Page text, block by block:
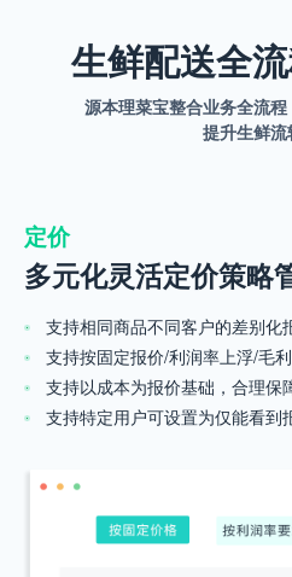
生鲜配送全
源本理菜宝整合业务全流
提升生鲜
定价
多元化灵活定价策略
支持相同商品不同客户的差别化
支持按固定报价/利润率上浮/毛
支持以成本为报价基础，合理保
支持特定用户可设置为仅能看到